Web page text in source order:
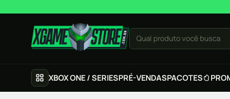
Qual produto você busca
XBOX ONE / SERIESPRÉ-VENDASPACOTES